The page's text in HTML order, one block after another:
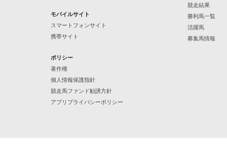
モバイルサイト
スマートフォンサイト
携帯サイト
ポリシー
著作権
個人情報保護指針
競走馬ファンド勧誘方針
アプリプライバシーポリシー
競走結果
勝利馬一覧
活躍馬
募集馬情報